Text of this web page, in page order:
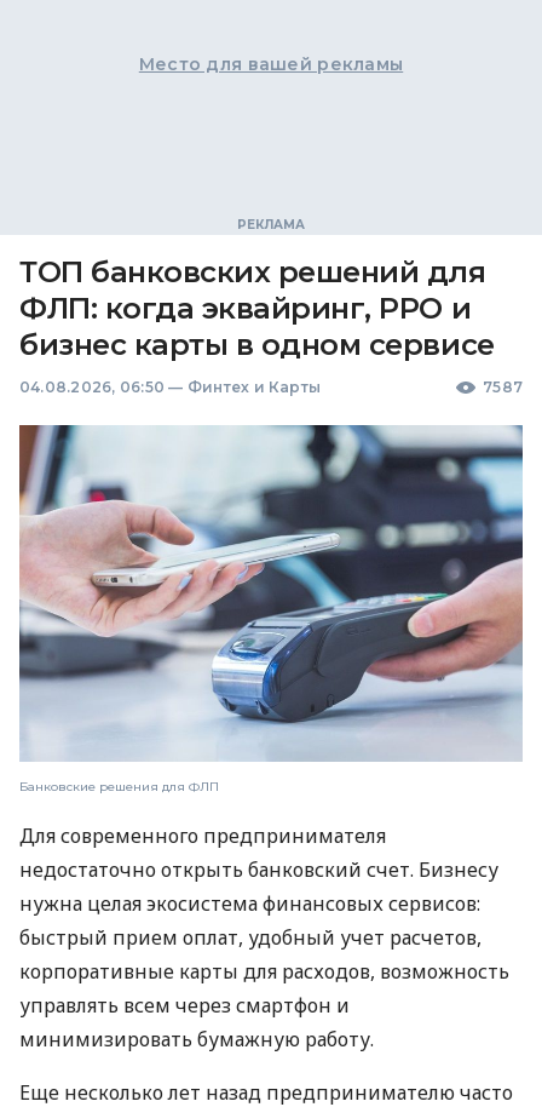
Место для вашей рекламы
ТОП банковских решений для
ФЛП: когда эквайринг, РРО и
бизнес карты в одном сервисе
04.08.2026, 06:50 — Финтех и Карты 7587
Банковские решения для ФЛП
Для современного предпринимателя
недостаточно открыть банковский счет. Бизнесу
нужна целая экосистема финансовых сервисов:
быстрый прием оплат, удобный учет расчетов,
корпоративные карты для расходов, возможность
управлять всем через смартфон и
минимизировать бумажную работу.
Еще несколько лет назад предпринимателю часто